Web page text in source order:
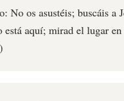
No os asustéis; buscáis a
está aquí; mirad el lugar